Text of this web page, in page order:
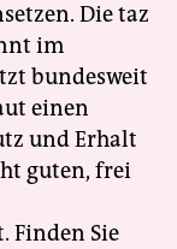
Die taz
im
bundesweit
einen
und Erhalt
guten, frei
Finden Sie